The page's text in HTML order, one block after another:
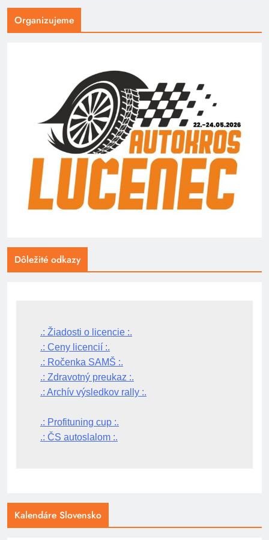
Organizujeme
Dôležité odkazy
.: Žiadosti o licencie :.
.: Ceny licencií :.
.: Ročenka SAMŠ :.
.: Zdravotný preukaz :.
.: Archív výsledkov rally :.
.: Profituning cup :.
.: ČS autoslalom :.
Kalendáre Slovensko